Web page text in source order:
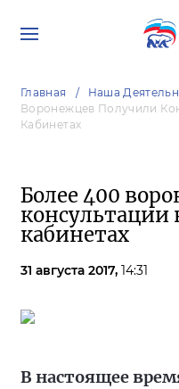
Главная Наша
Воронежцев Получили
Кабинетах
Более 400
консультации
кабинетах
31 августа 2017, 14:31
В настоящее